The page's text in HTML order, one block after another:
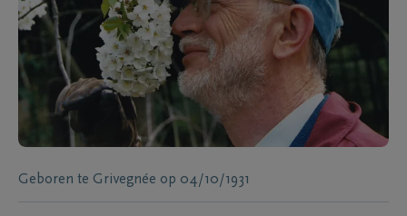
Geboren te Grivegnée op 04/10/1931